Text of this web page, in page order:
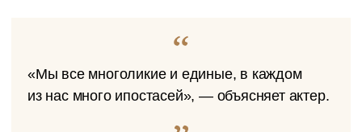
«Мы все многоликие и единые, в каждом
из нас много ипостасей», — объясняет актер.